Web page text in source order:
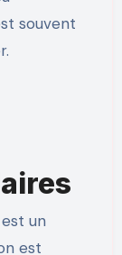
souvent
un
est